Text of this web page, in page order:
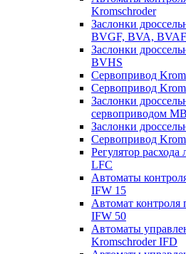
Kromschroder
Заслонки
BVGF, BVA, BVAF
Заслонки
BVHS
Сервопривод
Сервопривод
Заслонки
сервоприводом МВ
Заслонки
Cервопривод
Регулятор
LFC
Автоматы
IFW 15
Автомат контроля
IFW 50
Автоматы
Kromschroder IFD